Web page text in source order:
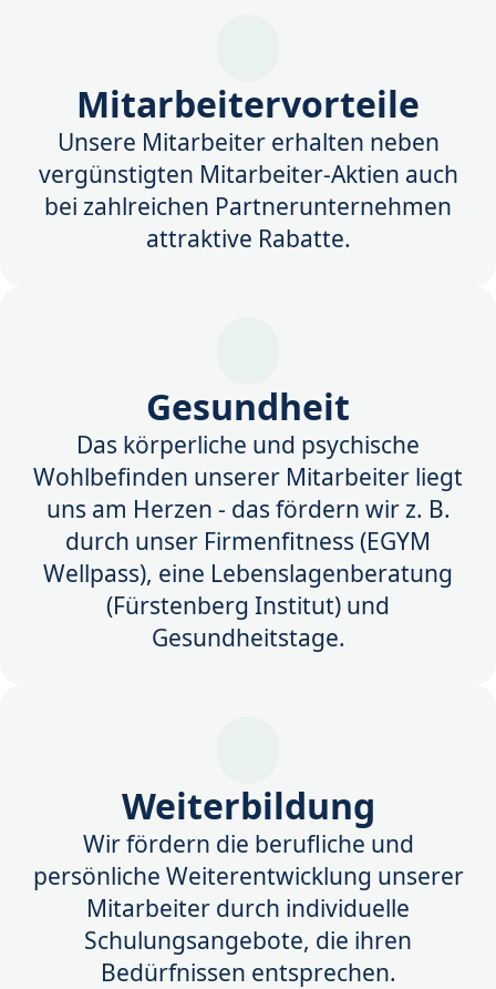
Mitarbeitervorteile
Unsere Mitarbeiter erhalten neben
vergünstigten Mitarbeiter-Aktien auch
bei zahlreichen Partnerunternehmen
attraktive Rabatte.
Gesundheit
Das körperliche und psychische
Wohlbefinden unserer Mitarbeiter liegt
uns am Herzen - das fördern wir z. B.
durch unser Firmenfitness (EGYM
Wellpass), eine Lebenslagenberatung
(Fürstenberg Institut) und
Gesundheitstage.
Weiterbildung
Wir fördern die berufliche und
persönliche Weiterentwicklung unserer
Mitarbeiter durch individuelle
Schulungsangebote, die ihren
Bedürfnissen entsprechen.